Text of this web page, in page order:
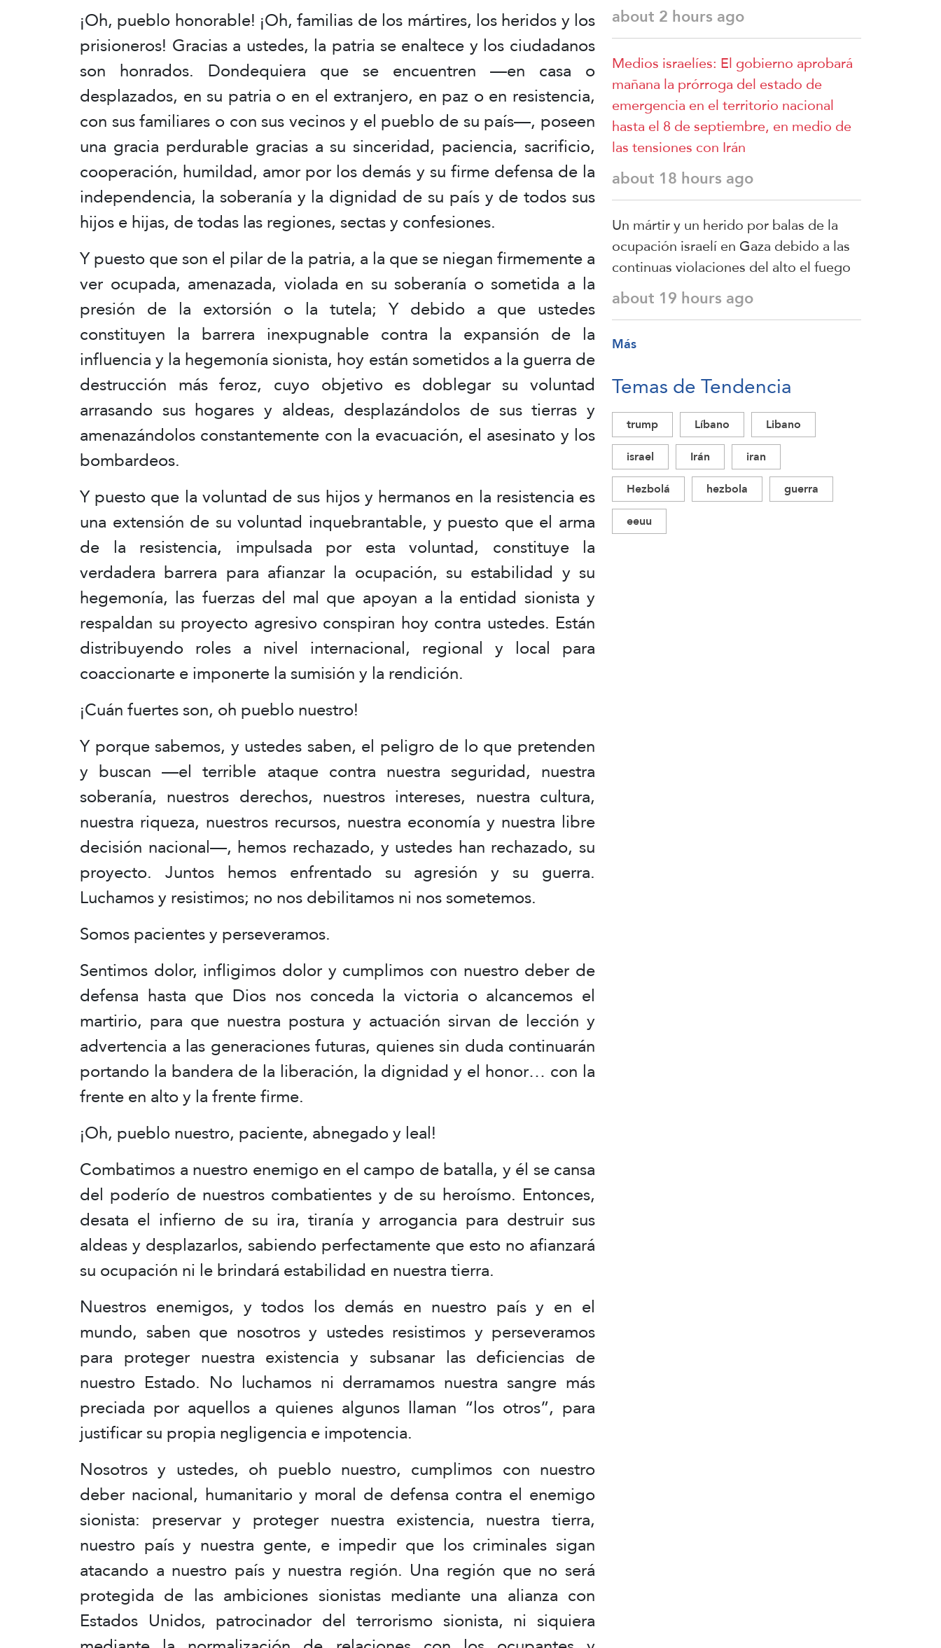
¡Oh, pueblo honorable! ¡Oh, familias de los mártires, los heridos y los
prisioneros! Gracias a ustedes, la patria se enaltece y los ciudadanos
son honrados. Dondequiera que se encuentren —en casa o
desplazados, en su patria o en el extranjero, en paz o en resistencia,
con sus familiares o con sus vecinos y el pueblo de su país—, poseen
una gracia perdurable gracias a su sinceridad, paciencia, sacrificio,
cooperación, humildad, amor por los demás y su firme defensa de la
independencia, la soberanía y la dignidad de su país y de todos sus
hijos e hijas, de todas las regiones, sectas y confesiones.
Y puesto que son el pilar de la patria, a la que se niegan firmemente a
ver ocupada, amenazada, violada en su soberanía o sometida a la
presión de la extorsión o la tutela; Y debido a que ustedes
constituyen la barrera inexpugnable contra la expansión de la
influencia y la hegemonía sionista, hoy están sometidos a la guerra de
destrucción más feroz, cuyo objetivo es doblegar su voluntad
arrasando sus hogares y aldeas, desplazándolos de sus tierras y
amenazándolos constantemente con la evacuación, el asesinato y los
bombardeos.
Y puesto que la voluntad de sus hijos y hermanos en la resistencia es
una extensión de su voluntad inquebrantable, y puesto que el arma
de la resistencia, impulsada por esta voluntad, constituye la
verdadera barrera para afianzar la ocupación, su estabilidad y su
hegemonía, las fuerzas del mal que apoyan a la entidad sionista y
respaldan su proyecto agresivo conspiran hoy contra ustedes. Están
distribuyendo roles a nivel internacional, regional y local para
coaccionarte e imponerte la sumisión y la rendición.
¡Cuán fuertes son, oh pueblo nuestro!
Y porque sabemos, y ustedes saben, el peligro de lo que pretenden
y buscan —el terrible ataque contra nuestra seguridad, nuestra
soberanía, nuestros derechos, nuestros intereses, nuestra cultura,
nuestra riqueza, nuestros recursos, nuestra economía y nuestra libre
decisión nacional—, hemos rechazado, y ustedes han rechazado, su
proyecto. Juntos hemos enfrentado su agresión y su guerra.
Luchamos y resistimos; no nos debilitamos ni nos sometemos.
Somos pacientes y perseveramos.
Sentimos dolor, infligimos dolor y cumplimos con nuestro deber de
defensa hasta que Dios nos conceda la victoria o alcancemos el
martirio, para que nuestra postura y actuación sirvan de lección y
advertencia a las generaciones futuras, quienes sin duda continuarán
portando la bandera de la liberación, la dignidad y el honor… con la
frente en alto y la frente firme.
¡Oh, pueblo nuestro, paciente, abnegado y leal!
Combatimos a nuestro enemigo en el campo de batalla, y él se cansa
del poderío de nuestros combatientes y de su heroísmo. Entonces,
desata el infierno de su ira, tiranía y arrogancia para destruir sus
aldeas y desplazarlos, sabiendo perfectamente que esto no afianzará
su ocupación ni le brindará estabilidad en nuestra tierra.
Nuestros enemigos, y todos los demás en nuestro país y en el
mundo, saben que nosotros y ustedes resistimos y perseveramos
para proteger nuestra existencia y subsanar las deficiencias de
nuestro Estado. No luchamos ni derramamos nuestra sangre más
preciada por aquellos a quienes algunos llaman “los otros”, para
justificar su propia negligencia e impotencia.
Nosotros y ustedes, oh pueblo nuestro, cumplimos con nuestro
deber nacional, humanitario y moral de defensa contra el enemigo
sionista: preservar y proteger nuestra existencia, nuestra tierra,
nuestro país y nuestra gente, e impedir que los criminales sigan
atacando a nuestro país y nuestra región. Una región que no será
protegida de las ambiciones sionistas mediante una alianza con
Estados Unidos, patrocinador del terrorismo sionista, ni siquiera
about 2 hours ago
Medios israelíes: El gobierno aprobará
mañana la prórroga del estado de
emergencia en el territorio nacional
hasta el 8 de septiembre, en medio de
las tensiones con Irán
about 18 hours ago
Un mártir y un herido por balas de la
ocupación israelí en Gaza debido a las
continuas violaciones del alto el fuego
about 19 hours ago
Más
Temas de Tendencia
trump Líbano
Libano
israel
Irán
iran
Hezbolá
hezbola
guerra
eeuu